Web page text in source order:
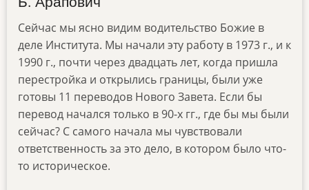
Сейчас мы ясно видим водительство Божие в
деле Института. Мы начали эту работу в 1973 г., и к
1990 г., почти через двадцать лет, когда пришла
перестройка и открылись границы, были уже
готовы 11 переводов Нового Завета. Если бы
перевод начался только в 90-х гг., где бы мы были
сейчас? С самого начала мы чувствовали
ответственность за это дело, в котором было что-
то историческое.